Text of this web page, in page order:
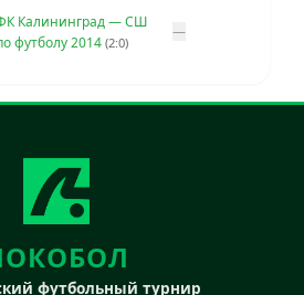
Калининград — СШ
футболу 2014(2:0)
—
футбольный турнир